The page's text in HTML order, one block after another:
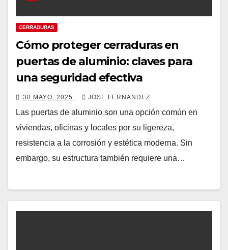
CERRADURAS
Cómo proteger cerraduras en
puertas de aluminio: claves para
una seguridad efectiva
30 MAYO, 2025 JOSE FERNANDEZ
Las puertas de aluminio son una opción común en
viviendas, oficinas y locales por su ligereza,
resistencia a la corrosión y estética moderna. Sin
embargo, su estructura también requiere una…